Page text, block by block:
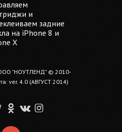
и
задние
на iPhone 8 и
X
ООО "НОУТЛЕНД" © 2010-
ver. 4.0 (АВГУСТ 2014)
O V I